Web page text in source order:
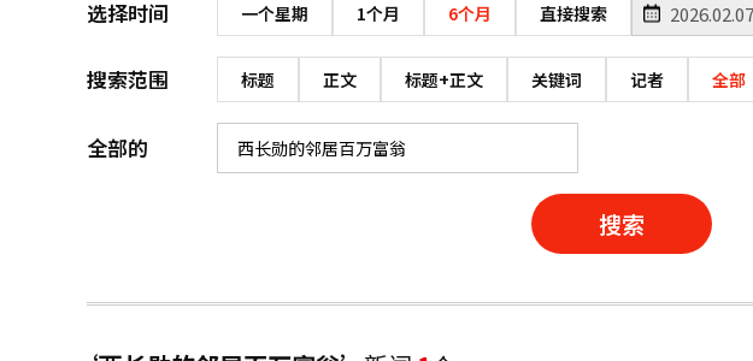
选择时间 一个星期 1个月 6个月 直接搜索
搜索范围 标题 正文 标题+正文 关键词 记者 全部
全部的
搜索